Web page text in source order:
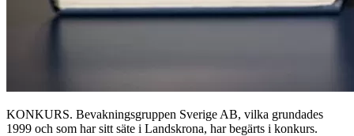
KONKURS. Bevakningsgruppen Sverige AB, vilka grundades
1999 och som har sitt säte i Landskrona, har begärts i konkurs.